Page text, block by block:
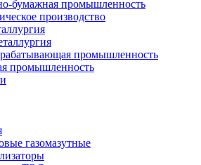
бумажная промышленность
производство
промышленность
промышленность
газомазутные